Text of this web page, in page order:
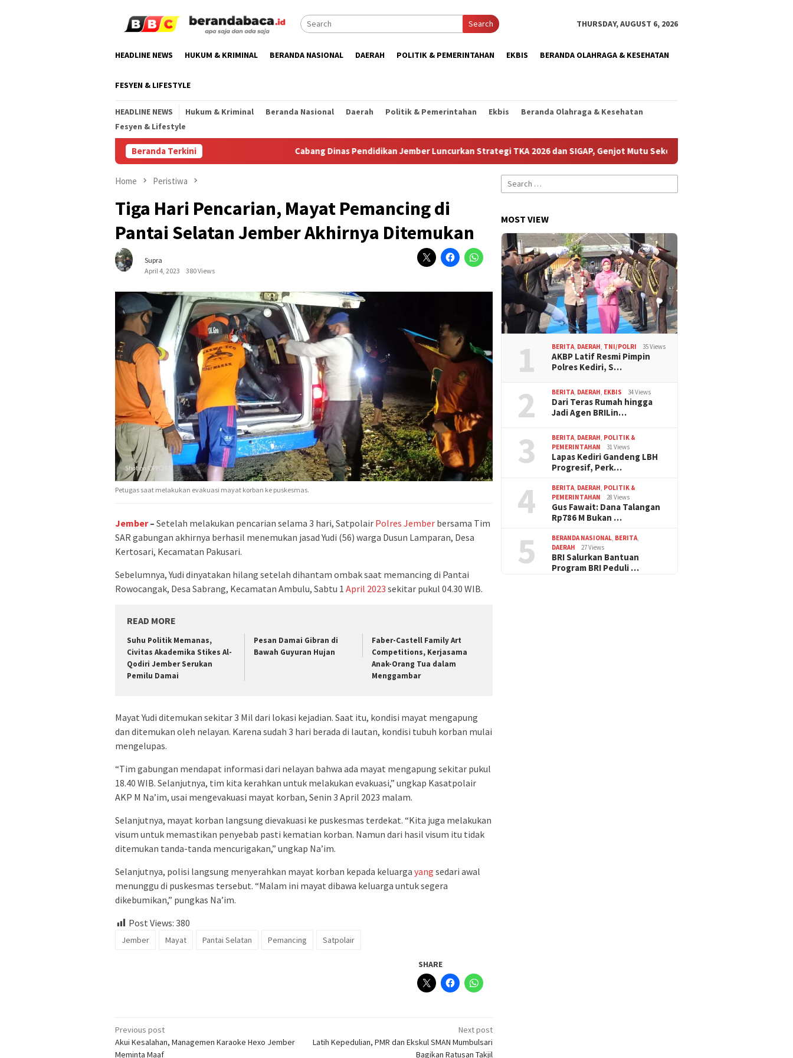
Search THURSDAY, AUGUST 6, 2026
HEADLINE NEWS HUKUM & KRIMINAL BERANDA NASIONAL DAERAH POLITIK & PEMERINTAHAN EKBIS BERANDA OLAHRAGA & KESEHATAN
FESYEN & LIFESTYLE
HEADLINE NEWS Hukum & Kriminal Beranda Nasional Daerah Politik & Pemerintahan Ekbis
Beranda Olahraga & Kesehatan
Fesyen & Lifestyle
Beranda Terkini Cabang Dinas Pendidikan Jember Luncurkan Strategi TKA 2026 dan SIGAP, Genjot Mutu Sekolah
Home Peristiwa
Tiga Hari Pencarian, Mayat Pemancing di
Pantai Selatan Jember Akhirnya Ditemukan
Supra
April 4, 2023
380 Views
Petugas saat melakukan evakuasi mayat korban ke puskesmas.
Jember– Setelah melakukan pencarian selama 3 hari, Satpolair Polres Jember bersama Tim
SAR gabungan akhirnya berhasil menemukan jasad Yudi (56) warga Dusun Lamparan, Desa
Kertosari, Kecamatan Pakusari.
Sebelumnya, Yudi dinyatakan hilang setelah dihantam ombak saat memancing di Pantai
Rowocangak, Desa Sabrang, Kecamatan Ambulu, Sabtu 1 April 2023 sekitar pukul 04.30 WIB.
READ MORE
Suhu Politik Memanas,
Civitas Akademika Stikes Al-
Qodiri Jember Serukan
Pemilu Damai
Pesan Damai Gibran di
Bawah Guyuran Hujan
Faber-Castell Family Art
Competitions, Kerjasama
Anak-Orang Tua dalam
Menggambar
Mayat Yudi ditemukan sekitar 3 Mil dari lokasi kejadian. Saat itu, kondisi mayat mengapung
dan ditemukan oleh nelayan. Karena sudah 3 hari berada di lautan, kondisi tubuh korban mulai
mengelupas.
“Tim gabungan mendapat informasi dari nelayan bahwa ada mayat mengapung sekitar pukul
18.40 WIB. Selanjutnya, tim kita kerahkan untuk melakukan evakuasi,” ungkap Kasatpolair
AKP M Na’im, usai mengevakuasi mayat korban, Senin 3 April 2023 malam.
Selanjutnya, mayat korban langsung dievakuasi ke puskesmas terdekat. “Kita juga melakukan
visum untuk memastikan penyebab pasti kematian korban. Namun dari hasil visum itu tidak
ditemukan tanda-tanda mencurigakan,” ungkap Na’im.
Selanjutnya, polisi langsung menyerahkan mayat korban kepada keluarga yang sedari awal
menunggu di puskesmas tersebut. “Malam ini mayat dibawa keluarga untuk segera
dikebumikan,” pungkas Na’im.
Post Views: 380
Jember Mayat Pantai Selatan Pemancing Satpolair
SHARE
Post
navigation
Previous post
Akui Kesalahan, Managemen Karaoke Hexo Jember
Meminta Maaf
Next post
Latih Kepedulian, PMR dan Ekskul SMAN Mumbulsari
Bagikan Ratusan Takjil
Search
for:
MOST VIEW
1 BERITA DAERAH TNI/POLRI 35 Views
AKBP Latif Resmi Pimpin
Polres Kediri, S…
2 BERITA DAERAH EKBIS 34 Views
Dari Teras Rumah hingga
Jadi Agen BRILin…
3 BERITA DAERAH POLITIK &
PEMERINTAHAN
31 Views
Lapas Kediri Gandeng LBH
Progresif, Perk…
4 BERITA DAERAH POLITIK &
PEMERINTAHAN
28 Views
Gus Fawait: Dana Talangan
Rp786 M Bukan …
5 BERANDA NASIONAL BERITA
DAERAH
27 Views
BRI Salurkan Bantuan
Program BRI Peduli …